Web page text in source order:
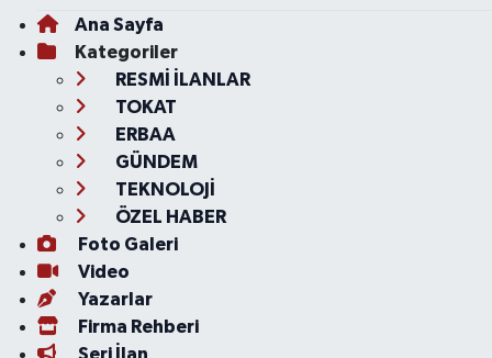
Ana Sayfa
Kategoriler
RESMİ İLANLAR
TOKAT
ERBAA
GÜNDEM
TEKNOLOJİ
ÖZEL HABER
Foto Galeri
Video
Yazarlar
Firma Rehberi
Seri İlan